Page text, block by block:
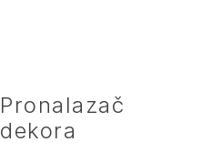
Pronalazač
dekora